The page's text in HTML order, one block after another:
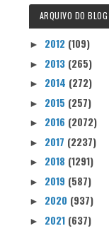
ARQUIVO DO BLOG
► 2012 (109)
► 2013 (265)
► 2014 (272)
► 2015 (257)
► 2016 (2072)
► 2017 (2237)
► 2018 (1291)
► 2019 (587)
► 2020 (937)
► 2021 (637)